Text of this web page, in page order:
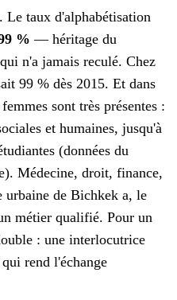
Le taux d'alphabétisation
% — héritage du
n'a jamais reculé. Chez
99 % dès 2015. Et dans
sont très présentes :
et humaines, jusqu'à
(données du
Médecine, droit, finance,
de Bichkek a, le
métier qualifié. Pour un
: une interlocutrice
rend l'échange